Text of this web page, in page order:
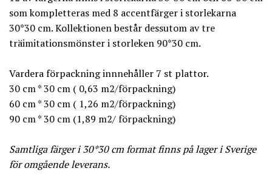
som kompletteras med 8 accentfärger i storlekarna
30*30 cm. Kollektionen består dessutom av tre
träimitationsmönster i storleken 90*30 cm.
Vardera förpackning innnehåller 7 st plattor.
30 cm * 30 cm ( 0,63 m2/förpackning)
60 cm * 30 cm ( 1,26 m2/förpackning)
90 cm * 30 cm (1,89 m2/ förpackning)
Samtliga färger i 30*30 cm format finns på lager i Sverige
för omgående leverans.